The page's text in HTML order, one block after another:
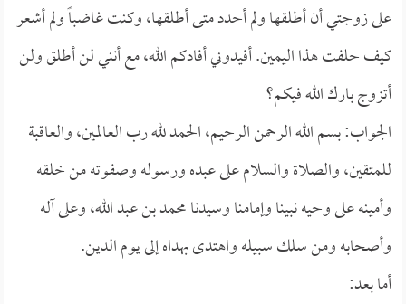
على زوجتي أن أطلقها ولم أحدد متى أطلقها، وكنت غاضباً ولم أشعر
كيف حلفت هذا اليمين. أفيدوني أفادكم الله، مع أنني لن أطلق ولن
أتزوج بارك الله فيكم؟
الجواب: بسم الله الرحمن الرحيم، الحمد لله رب العالمين، والعاقبة
للمتقين، والصلاة والسلام على عبده ورسوله وصفوته من خلقه
وأمينه على وحيه نبينا وإمامنا وسيدنا محمد بن عبد الله، وعلى آله
وأصحابه ومن سلك سبيله واهتدى بهداه إلى يوم الدين.
أما بعد: